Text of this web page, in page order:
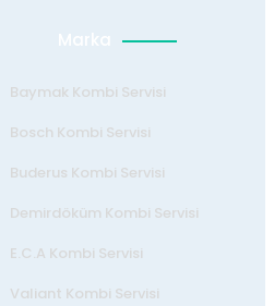
Marka
Baymak Kombi Servisi
Bosch Kombi Servisi
Buderus Kombi Servisi
Demirdöküm Kombi Servisi
E.C.A Kombi Servisi
Valiant Kombi Servisi